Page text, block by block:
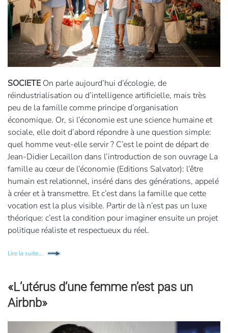
SOCIETE On parle aujourd’hui d’écologie, de
réindustrialisation ou d’intelligence artificielle, mais très
peu de la famille comme principe d’organisation
économique. Or, si l’économie est une science humaine et
sociale, elle doit d’abord répondre à une question simple:
quel homme veut-elle servir ? C’est le point de départ de
Jean-Didier Lecaillon dans l’introduction de son ouvrage La
famille au cœur de l’économie (Editions Salvator): l’être
humain est relationnel, inséré dans des générations, appelé
à créer et à transmettre. Et c’est dans la famille que cette
vocation est la plus visible. Partir de là n’est pas un luxe
théorique: c’est la condition pour imaginer ensuite un projet
politique réaliste et respectueux du réel.
Lire la suite...
«L’utérus d’une femme n’est pas un
Airbnb»